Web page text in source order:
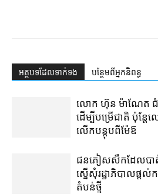
អត្ថបទ​ដែល​ទាក់ទង បន្ថែម​ពី​អ្នកនិពន្ធ
លោក ហ៊ុន ម៉ាណែត ជំ
ដើម្បី​បម្រើ​ជាតិ ប៉ុន្តែ​
លើក​បន្តុប​ពី​ម៉ែឪ
ជនភៀសសឹក​ដែល​បាត់
ស្នើសុំ​រដ្ឋាភិបាល​ផ្ត
តំបន់​ថ្មី